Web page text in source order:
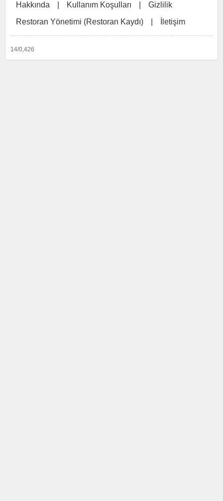
Hakkında Kullanım Koşulları
Gizlilik
Restoran Yönetimi (Restoran Kaydı)
İletişim
14/0,426